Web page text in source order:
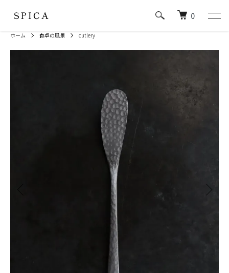
0
ホーム 食卓の風景 cutlery